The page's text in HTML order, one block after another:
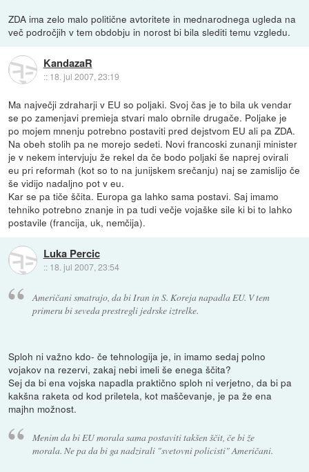
ZDA ima zelo malo politične avtoritete in mednarodnega ugleda na
več področjih v tem obdobju in norost bi bila slediti temu vzgledu.
KandazaR
:: 18. jul 2007, 23:19
Ma največji zdraharji v EU so poljaki. Svoj čas je to bila uk vendar
se po zamenjavi premieja stvari malo obrnile drugače. Poljake je
po mojem mnenju potrebno postaviti pred dejstvom EU ali pa ZDA.
Na obeh stolih pa ne morejo sedeti. Novi francoski zunanji minister
je v nekem intervjuju že rekel da če bodo poljaki še naprej ovirali
eu pri reformah (kot so to na junijskem srečanju) naj se zamislijo če
še vidijo nadaljno pot v eu.
Kar se pa tiče ščita. Europa ga lahko sama postavi. Saj imamo
tehniko potrebno znanje in pa tudi večje vojaške sile ki bi to lahko
postavile (francija, uk, nemčija).
Luka Percic
:: 18. jul 2007, 23:54
Američani smatrajo, da bi Iran in S. Koreja napadla EU. V tem
primeru bi seveda prestregli jedrske iztrelke.
Sploh ni važno kdo- če tehnologija je, in imamo sedaj polno
vojakov na rezervi, zakaj nebi imeli še enega ščita?
Sej da bi ena vojska napadla praktično sploh ni verjetno, da bi pa
kakšna raketa od kod priletela, kot maščevanje, je pa že ena
majhn možnost.
Menim da bi EU morala sama postaviti takšen ščit, če bi že
morala. Ne pa da bi ga nadzirali "svetovni policisti" Američani.